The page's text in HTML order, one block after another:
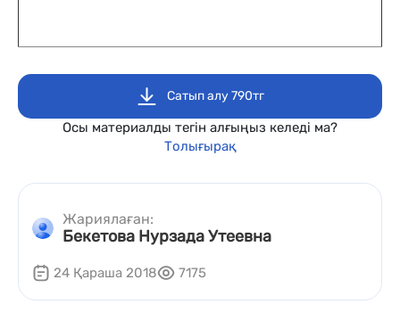
Сатып алу 790тг
Осы материалды тегін алғыңыз келеді ма?
Толығырақ
Жариялаған:
Бекетова Нурзада Утеевна
24 Қараша 2018 7175